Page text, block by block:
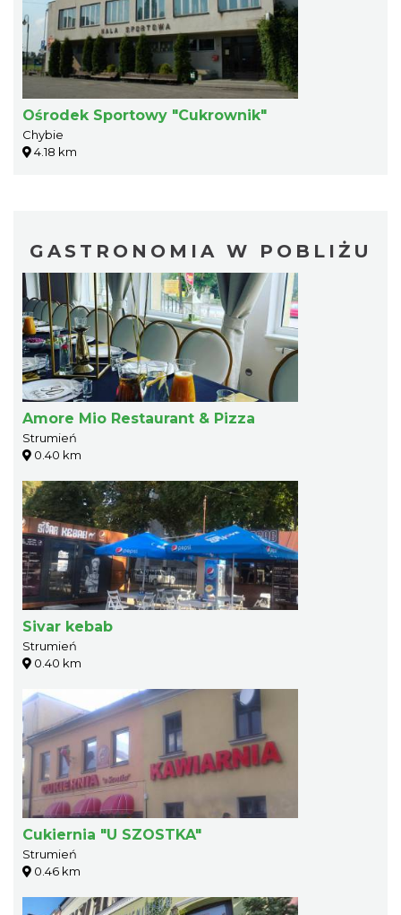
Ośrodek Sportowy "Cukrownik"
Chybie
4.18 km
GASTRONOMIA W POBLIŻU
Amore Mio Restaurant & Pizza
Strumień
0.40 km
Sivar kebab
Strumień
0.40 km
Cukiernia "U SZOSTKA"
Strumień
0.46 km